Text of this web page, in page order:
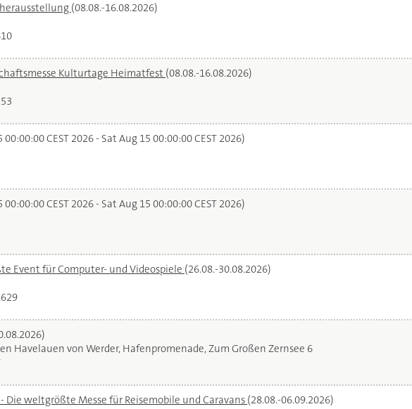
(08.08.-16.08.2026)
Kulturtage Heimatfest (08.08.-16.08.2026)
00:00:00 CEST 2026 - Sat Aug 15 00:00:00 CEST 2026)
00:00:00 CEST 2026 - Sat Aug 15 00:00:00 CEST 2026)
Event für Computer- und Videospiele (26.08.-30.08.2026)
Havelauen von Werder, Hafenpromenade, Zum Großen Zernsee 6
- Die weltgrößte Messe für Reisemobile und Caravans(28.08.-06.09.2026)